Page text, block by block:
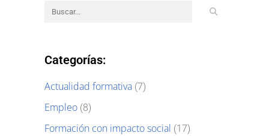
Categorías:
Actualidad formativa (7)
Empleo (8)
Formación con impacto social (17)